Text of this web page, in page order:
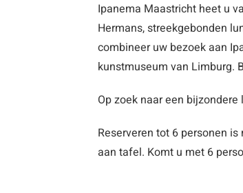
Ipanema Maastricht heet u
Hermans, streekgebonden
combineer uw bezoek aan
kunstmuseum van Limburg.
Op zoek naar een
Reserveren tot 6 personen
aan tafel. Komt u met 6